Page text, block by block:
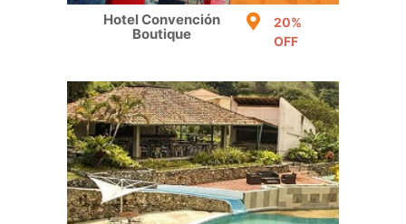
Hotel Convención
Boutique
20%
OFF